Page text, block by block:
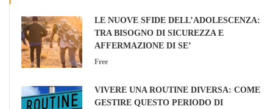
LE NUOVE SFIDE DELL’ADOLESCENZA:
TRA BISOGNO DI SICUREZZA E
AFFERMAZIONE DI SE’
Free
VIVERE UNA ROUTINE DIVERSA: COME
GESTIRE QUESTO PERIODO DI